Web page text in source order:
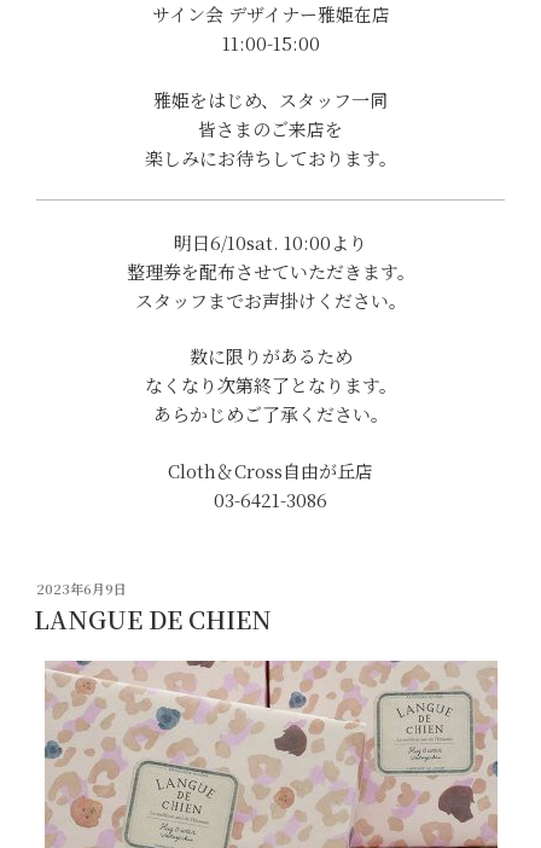
サイン会 デザイナー雅姫在店
11:00-15:00
雅姫をはじめ、スタッフ一同
皆さまのご来店を
楽しみにお待ちしております。
明日6/10sat. 10:00より
整理券を配布させていただきます。
スタッフまでお声掛けください。
数に限りがあるため
なくなり次第終了となります。
あらかじめご了承ください。
Cloth＆Cross自由が丘店
03-6421-3086
投
稿
日:
2023年6月9日
LANGUE DE CHIEN